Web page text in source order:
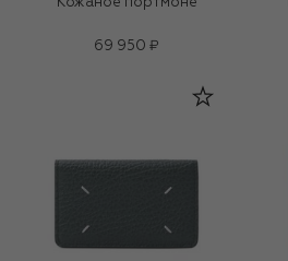
Кожаное портмоне
69 950 ₽